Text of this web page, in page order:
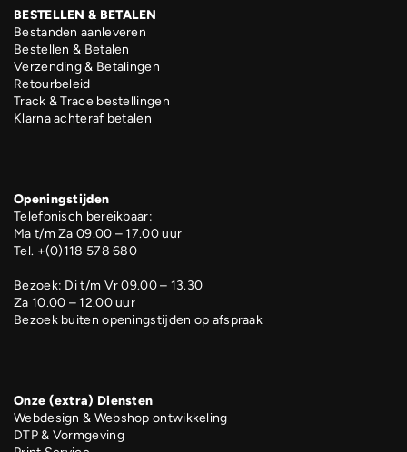
BESTELLEN & BETALEN
Bestanden aanleveren
Bestellen & Betalen
Verzending & Betalingen
Retourbeleid
Track & Trace bestellingen
Klarna achteraf betalen
Openingstijden
Telefonisch bereikbaar:
Ma t/m Za 09.00 – 17.00 uur
Tel. +(0)118 578 680
Bezoek: Di t/m Vr 09.00 – 13.30
Za 10.00 – 12.00 uur
Bezoek buiten openingstijden op afspraak
Onze (extra) Diensten
Webdesign & Webshop ontwikkeling
DTP & Vormgeving